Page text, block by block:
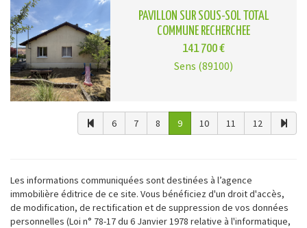
PAVILLON SUR SOUS-SOL TOTAL
COMMUNE RECHERCHEE
141 700 €
Sens (89100)
6 7 8 9 10 11 12
Les informations communiquées sont destinées à l’agence
immobilière éditrice de ce site. Vous bénéficiez d'un droit d'accès,
de modification, de rectification et de suppression de vos données
personnelles (Loi n° 78-17 du 6 Janvier 1978 relative à l'informatique,